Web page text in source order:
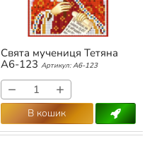
Свята мучениця Тетяна
А6-123 Артикул: А6-123
− +
В кошик